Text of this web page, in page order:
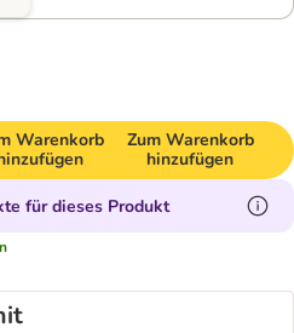
Warenkorb
Zum Warenkorb
hinzufügen
für dieses Produkt